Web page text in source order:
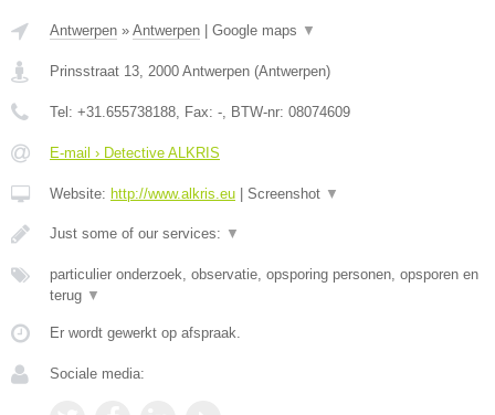
Antwerpen » Antwerpen Google maps ▼
Prinsstraat 13 2000 Antwerpen (Antwerpen)
Tel: +31.655738188 , Fax: - , BTW-nr: 08074609
E-mail › Detective ALKRIS
Website: http://www.alkris.eu Screenshot ▼
Just some of our services: ▼
particulier onderzoek, observatie, opsporing personen, opsporen en
terug ▼
Er wordt gewerkt op afspraak.
Sociale media: